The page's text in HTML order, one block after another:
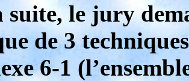
suite, le jury
de 3
6-1